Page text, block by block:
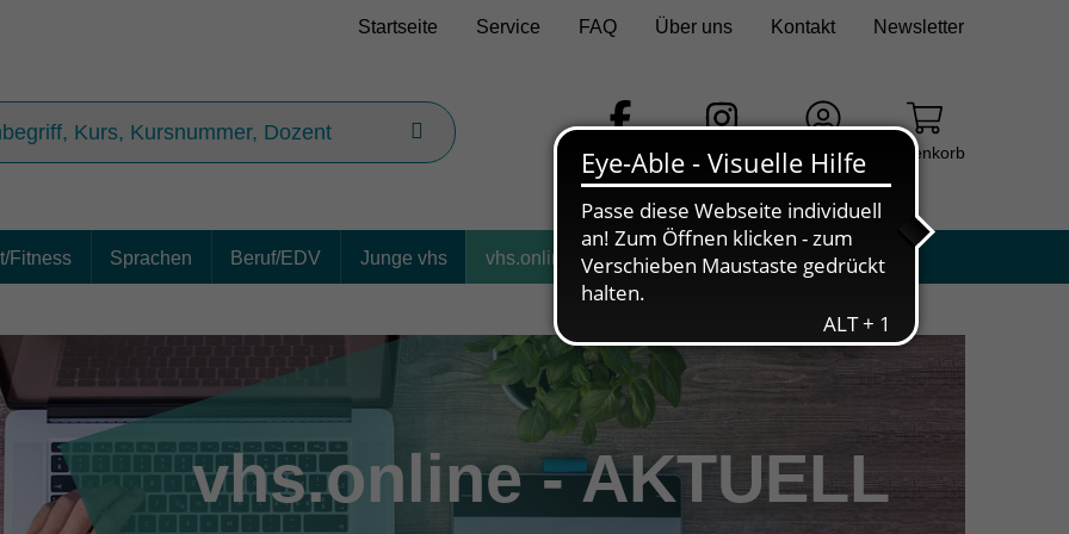
Startseite Service FAQ Über uns Kontakt Newsletter
Facebook Instagram Login Warenkorb
Fitness Sprachen Beruf/EDV Junge vhs vhs.online
vhs.online - AKTUELL